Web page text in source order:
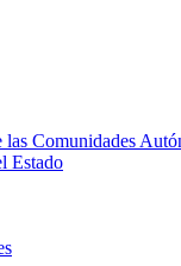
Comunidades
Estado